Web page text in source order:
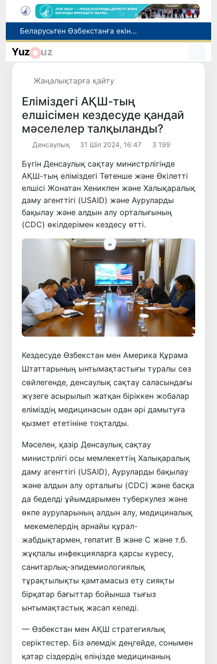
Адам саудасынан зардап шеккен азаматтар әлеуметтік қызметтермен қамтылады
Тарихи күн: Өзбекстанның «Самарқант-2028» жасанды серігі орбитаға сәтті шығарылды
Yuz uz
Жаңалықтарға қайту
Еліміздегі АҚШ-тың
елшісімен кездесуде қандай
мәселелер талқыланды?
Денсаулық 31 Шіл 2024, 16:47 3 199
Бүгін Денсаулық сақтау министрлігінде
АҚШ-тың еліміздегі Төтенше және Өкілетті
елшісі Жонатан Хеникпен және Халықаралық
даму агенттігі (USAID) және Ауруларды
бақылау және алдын алу орталығының
(CDC) өкілдерімен кездесу өтті.
Кездесуде Өзбекстан мен Америка Құрама
Штаттарының ынтымақтастығы туралы сөз
сөйлегенде, денсаулық сақтау саласындағы
жүзеге асырылып жатқан біріккен жобалар
еліміздің медицинасын одан әрі дамытуға
қызмет ететініне тоқталды.
Мәселен, қазір Денсаулық сақтау
министрлігі осы мемлекеттің Халықаралық
даму агенттігі (USAID), Ауруларды бақылау
және алдын алу орталығы (CDC) және басқа
да беделді ұйымдарымен туберкулез және
өкпе ауруларының алдын алу, медициналық
мекемелердің арнайы құрал-
жабдықтармен, гепатит В және С және т.б.
жұқпалы инфекцияларға қарсы күресу,
санитарлық-эпидемиологиялық
тұрақтылықты қамтамасыз ету сияқты
бірқатар бағыттар бойынша тығыз
ынтымақтастық жасап келеді.
— Өзбекстан мен АҚШ стратегиялық
серіктестер. Біз әлемдік деңгейде, сонымен
қатар сіздердің еліңізде медицинаның